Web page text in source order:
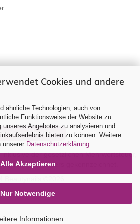
Cookies und andere
ähnliche Technologien, auch von
Funktionsweise der Website zu
unseres Angebotes zu analysieren und
bieten zu können. Weitere
unserer Datenschutzerklärung
Alle Akzeptieren
Nur Notwendige
Informationen
widerrufen
inklusive der gesetzlichen Mehrwertsteuer,
soweit nicht anders gekennzeichnet.